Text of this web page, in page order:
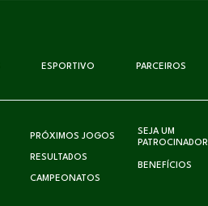
ESPORTIVO PARCEIROS
PRÓXIMOS JOGOS
RESULTADOS
CAMPEONATOS
SEJA UM
PATROCINADOR
BENEFÍCIOS